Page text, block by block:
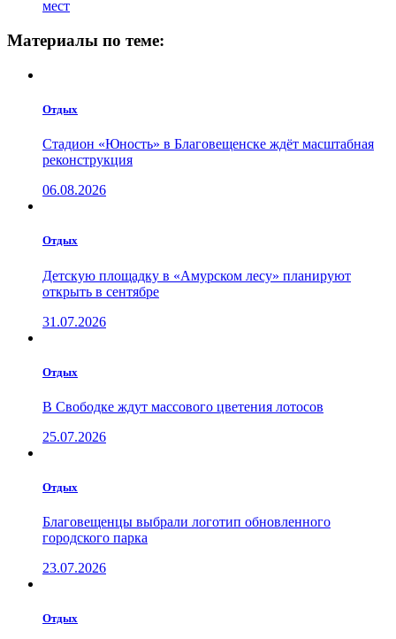
мест
Материалы по теме:
Отдых
Стадион «Юность» в Благовещенске ждёт масштабная
реконструкция
06.08.2026
Отдых
Детскую площадку в «Амурском лесу» планируют
открыть в сентябре
31.07.2026
Отдых
В Свободке ждут массового цветения лотосов
25.07.2026
Отдых
Благовещенцы выбрали логотип обновленного
городского парка
23.07.2026
Отдых